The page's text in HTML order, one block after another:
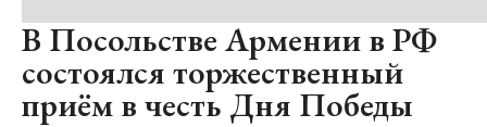
В Посольстве Армении в РФ
состоялся торжественный
приём в честь Дня Победы